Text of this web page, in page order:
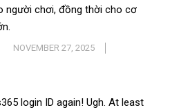
người chơi, đồng thời cho cơ
NOVEMBER 27, 2025
login ID again! Ugh. At least